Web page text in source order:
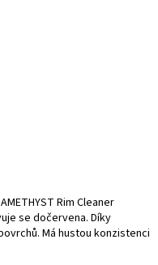
Rim Cleaner
se dočervena. Díky
Má hustou konzistenci